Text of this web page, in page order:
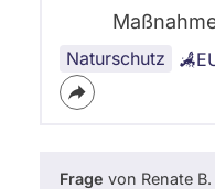
Naturschutz
Frage von Renate